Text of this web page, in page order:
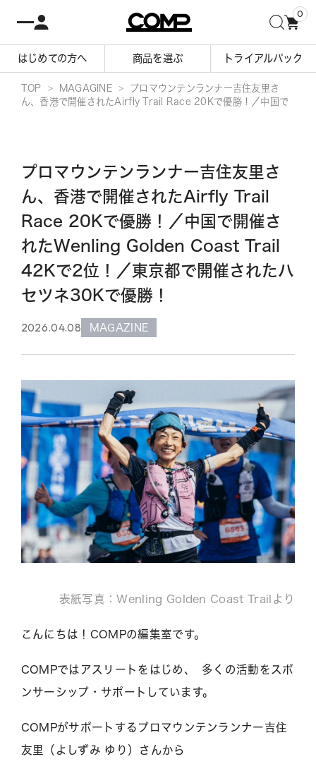
0
はじめての方へ 商品を選ぶ トライアルパック
TOP MAGAGINE
プロマウンテンランナー吉住友里さ
ん、香港で開催されたAirfly Trail Race 20Kで優勝！／中国で
プロマウンテンランナー吉住友里さ
ん、香港で開催されたAirfly Trail
Race 20Kで優勝！／中国で開催さ
れたWenling Golden Coast Trail
42Kで2位！／東京都で開催されたハ
セツネ30Kで優勝！
2026.04.08 MAGAZINE
表紙写真：Wenling Golden Coast Trailより
こんにちは！COMPの編集室です。
COMPではアスリートをはじめ、 多くの活動をスポ
ンサーシップ・サポートしています。
COMPがサポートするプロマウンテンランナー吉住
友里（よしずみ ゆり）さんから